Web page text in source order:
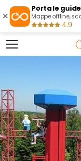
×
Porta le
Mappe offline,
4.9